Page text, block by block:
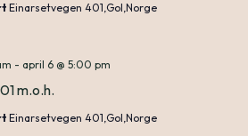
Einarsetvegen 401,Gol,Norge
m.o.h.
- april 6 @ 5:00 pm
Einarsetvegen 401,Gol,Norge